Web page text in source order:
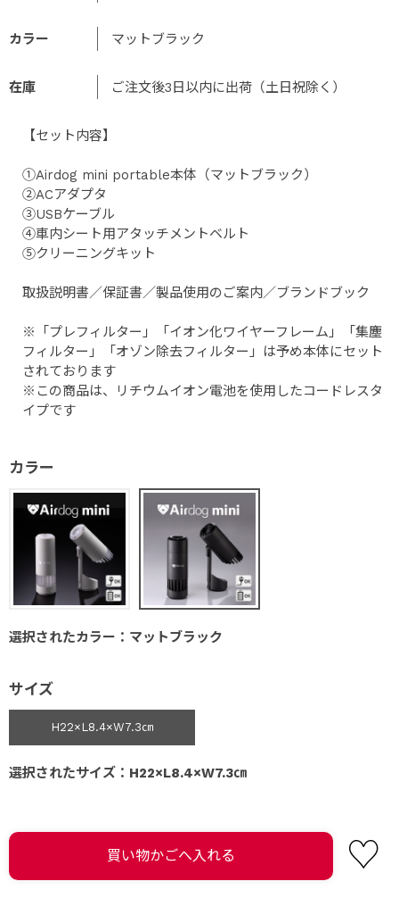
カラー マットブラック
在庫 ご注文後3日以内に出荷（土日祝除く）
【セット内容】
①Airdog mini portable本体（マットブラック）
②ACアダプタ
③USBケーブル
④車内シート用アタッチメントベルト
⑤クリーニングキット
取扱説明書／保証書／製品使用のご案内／ブランドブック
※「プレフィルター」「イオン化ワイヤーフレーム」「集塵
フィルター」「オゾン除去フィルター」は予め本体にセット
されております
※この商品は、リチウムイオン電池を使用したコードレスタ
イプです
カラー
選択されたカラー：マットブラック
サイズ
H22×L8.4×W7.3㎝
選択されたサイズ：H22×L8.4×W7.3㎝